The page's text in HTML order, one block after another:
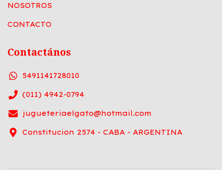
NOSOTROS
CONTACTO
Contactános
5491141728010
(011) 4942-0794
jugueteriaelgato@hotmail.com
Constitucion 2574 - CABA - ARGENTINA